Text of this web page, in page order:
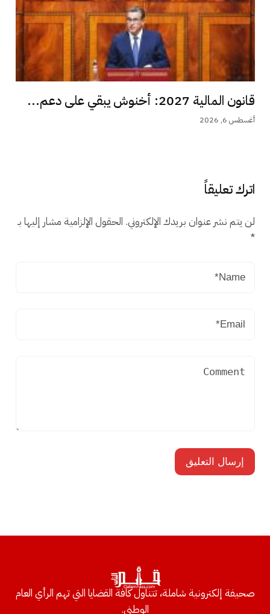
قانون المالية 2027: أخنوش يبقي على دعم...
أغسطس 6, 2026
اترك تعليقاً
لن يتم نشر عنوان بريدك الإلكتروني. الحقول الإلزامية مشار إليها بـ
*
صحيفة إلكترونية شاملة، تتناول كافة القضايا التي تهم الرأي العام
الوطني.